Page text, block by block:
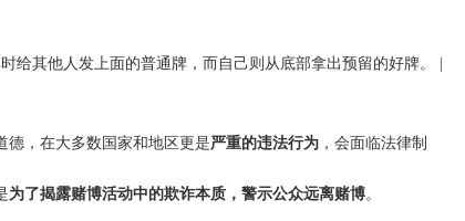
给其他人发上面的普通牌，而自己则从底部拿出预留的好牌。 |
德，在大多数国家和地区更是严重的违法行为，会面临法律制
为了揭露赌博活动中的欺诈本质，警示公众远离赌博。